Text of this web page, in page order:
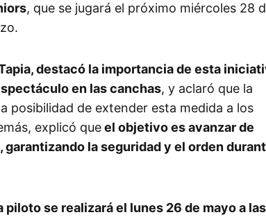
, que se jugará el próximo miércoles 28
destacó la importancia de esta
en las canchas, y aclaró que la
posibilidad de extender esta medida a los
explicó queel objetivo es avanzar de
la seguridad y el orden
se realizará el lunes 26 de mayo a las